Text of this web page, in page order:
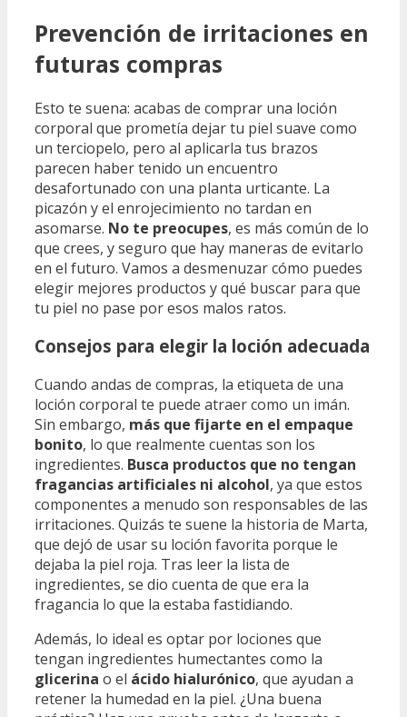
Prevención de irritaciones en
futuras compras
Esto te suena: acabas de comprar una loción
corporal que prometía dejar tu piel suave como
un terciopelo, pero al aplicarla tus brazos
parecen haber tenido un encuentro
desafortunado con una planta urticante. La
picazón y el enrojecimiento no tardan en
asomarse. No te preocupes, es más común de lo
que crees, y seguro que hay maneras de evitarlo
en el futuro. Vamos a desmenuzar cómo puedes
elegir mejores productos y qué buscar para que
tu piel no pase por esos malos ratos.
Consejos para elegir la loción adecuada
Cuando andas de compras, la etiqueta de una
loción corporal te puede atraer como un imán.
Sin embargo, más que fijarte en el empaque
bonito, lo que realmente cuentas son los
ingredientes. Busca productos que no tengan
fragancias artificiales ni alcohol, ya que estos
componentes a menudo son responsables de las
irritaciones. Quizás te suene la historia de Marta,
que dejó de usar su loción favorita porque le
dejaba la piel roja. Tras leer la lista de
ingredientes, se dio cuenta de que era la
fragancia lo que la estaba fastidiando.
Además, lo ideal es optar por lociones que
tengan ingredientes humectantes como la
glicerina o el ácido hialurónico, que ayudan a
retener la humedad en la piel. ¿Una buena